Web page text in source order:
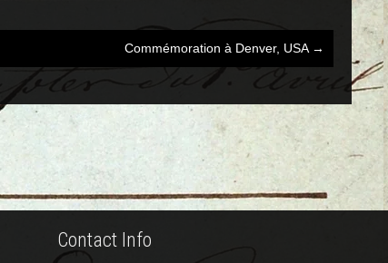
Commémoration à Denver, USA →
Contact Info